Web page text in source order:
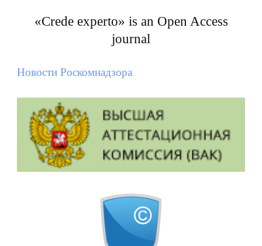
«Crede experto» is an Open Access
journal
Новости Роскомнадзора